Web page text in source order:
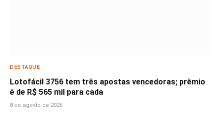
DESTAQUE
Lotofácil 3756 tem três apostas vencedoras; prêmio
é de R$ 565 mil para cada
8 de agosto de 2026